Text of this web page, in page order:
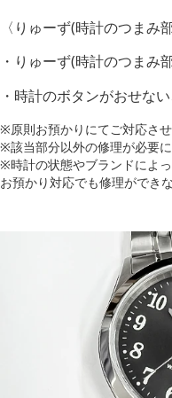
〈りゅーず(時計のつまみ
・りゅーず(時計のつまみ
・時計のボタンがおせな
※原則お預かりにてご対応させ
※該当部分以外の修理が必要に
※時計の状態やブランドによ
お預かり対応でも修理ができ